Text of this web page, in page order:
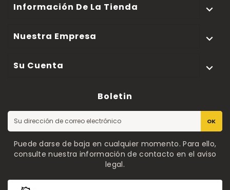
Información De La Tienda 
Nuestra Empresa 
Su Cuenta 
Boletin
OK
Puede darse de baja en cualquier momento. Para ello,
consulte nuestra información de contacto en el aviso
legal.